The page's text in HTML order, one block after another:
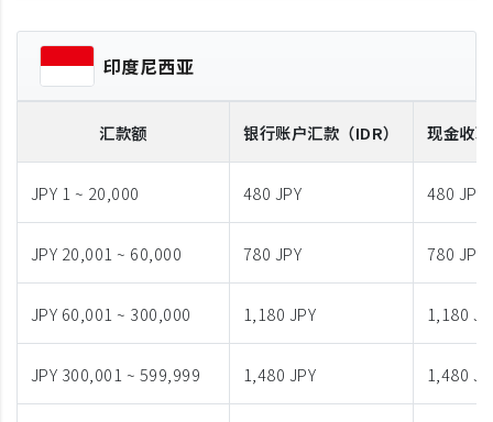
印度尼西亚
汇款额 银行账户汇款 （IDR） 现金收取
JPY 1 ~ 20,000 480 JPY 480 JPY
JPY 20,001 ~ 60,000 780 JPY 780 JPY
JPY 60,001 ~ 300,000 1,180 JPY 1,180
JPY 300,001 ~ 599,999 1,480 JPY 1,480